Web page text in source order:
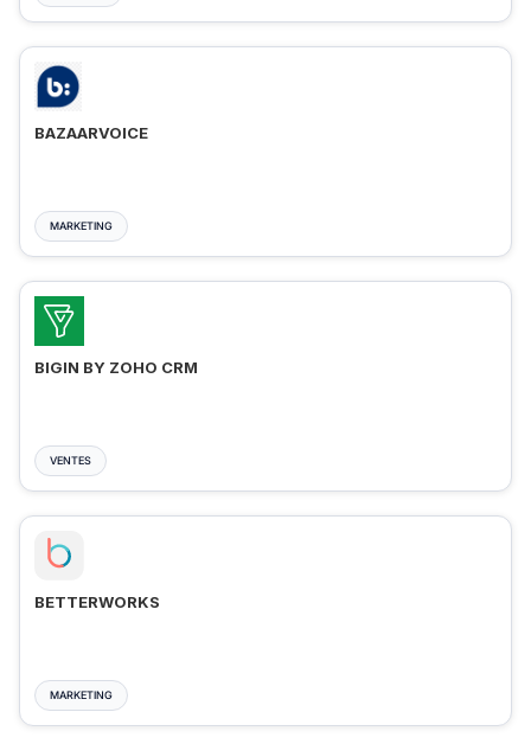
BAZAARVOICE
MARKETING
BIGIN BY ZOHO CRM
VENTES
BETTERWORKS
MARKETING